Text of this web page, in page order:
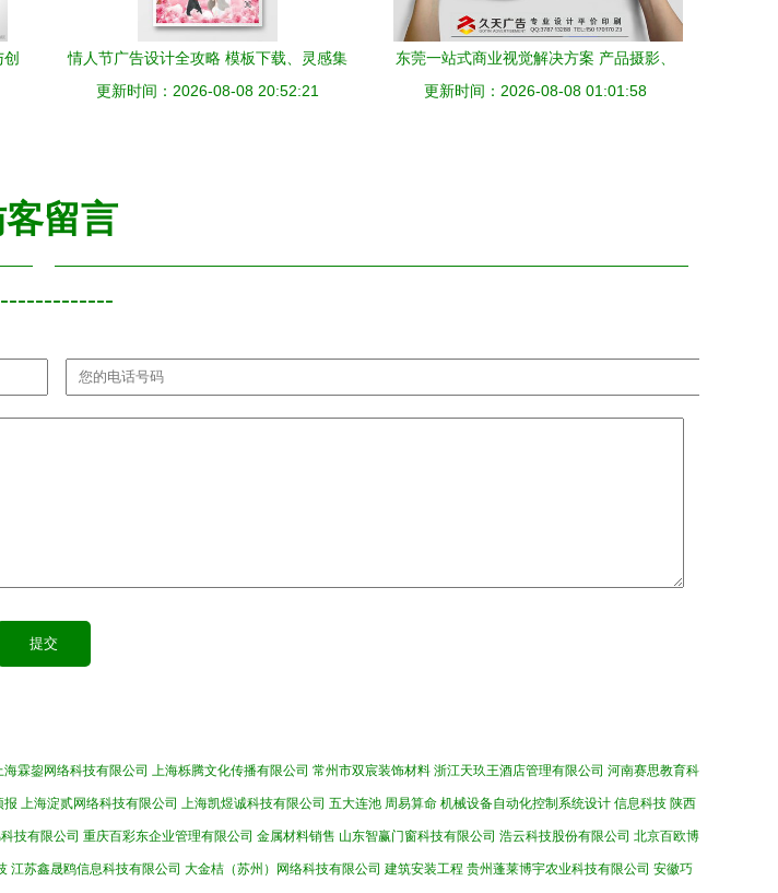
情人节广告设计全攻略 模板下载、灵感集
锦与实战指南
更新时间：2026-08-08 20:52:21
东莞一站式商业视觉解决方案 产品摄影、
画册设计与广告海报印刷代理
更新时间：2026-08-08 01:01:58
留言
海霖鋆网络科技有限公司 上海栎腾文化传播有限公司 常州市双宸装饰材料 浙江天玖王酒店管理有限公司 河南赛思教育科
报 上海淀贰网络科技有限公司 上海凯煜诚科技有限公司 五大连池 周易算命 机械设备自动化控制系统设计 信息科技 陕西
技有限公司 重庆百彩东企业管理有限公司 金属材料销售 山东智赢门窗科技有限公司 浩云科技股份有限公司 北京百欧博
江苏鑫晟鸥信息科技有限公司 大金桔（苏州）网络科技有限公司 建筑安装工程 贵州蓬莱博宇农业科技有限公司 安徽巧